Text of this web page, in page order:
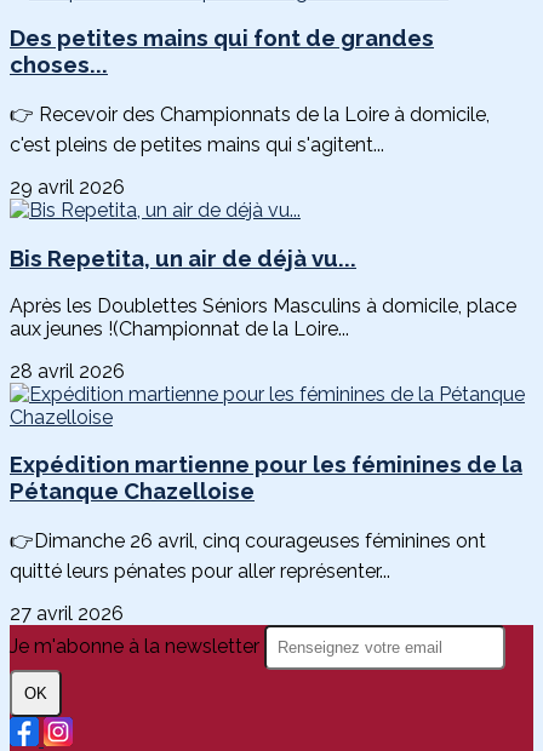
Des petites mains qui font de grandes
choses...
👉 Recevoir des Championnats de la Loire à domicile,
c'est pleins de petites mains qui s'agitent...
29 avril 2026
Bis Repetita, un air de déjà vu...
Après les Doublettes Séniors Masculins à domicile, place
aux jeunes !(Championnat de la Loire...
28 avril 2026
Expédition martienne pour les féminines de la
Pétanque Chazelloise
👉Dimanche 26 avril, cinq courageuses féminines ont
quitté leurs pénates pour aller représenter...
27 avril 2026
Je m'abonne à la newsletter
OK